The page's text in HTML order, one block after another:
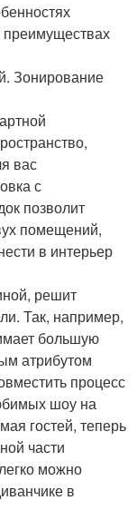
преимуществах
Зонирование
вас
с
позволит
помещений,
в интерьер
решит
Так, например,
большую
атрибутом
процесс
шоу на
гостей, теперь
части
можно
в